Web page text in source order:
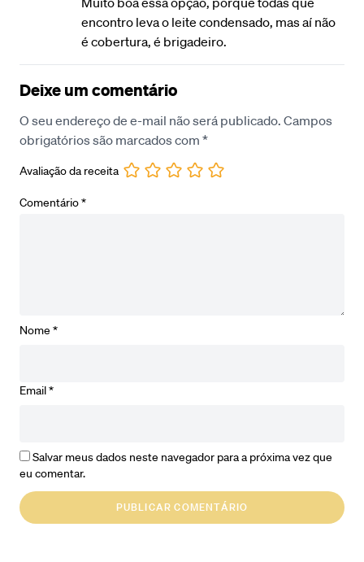
encontro leva o leite condensado, mas aí não
é cobertura, é brigadeiro.
Deixe um comentário
O seu endereço de e-mail não será publicado. Campos
obrigatórios são marcados com *
Avaliação da receita
Comentário*
Nome *
Email*
Salvar meus dados neste navegador para a próxima vez que
eu comentar.